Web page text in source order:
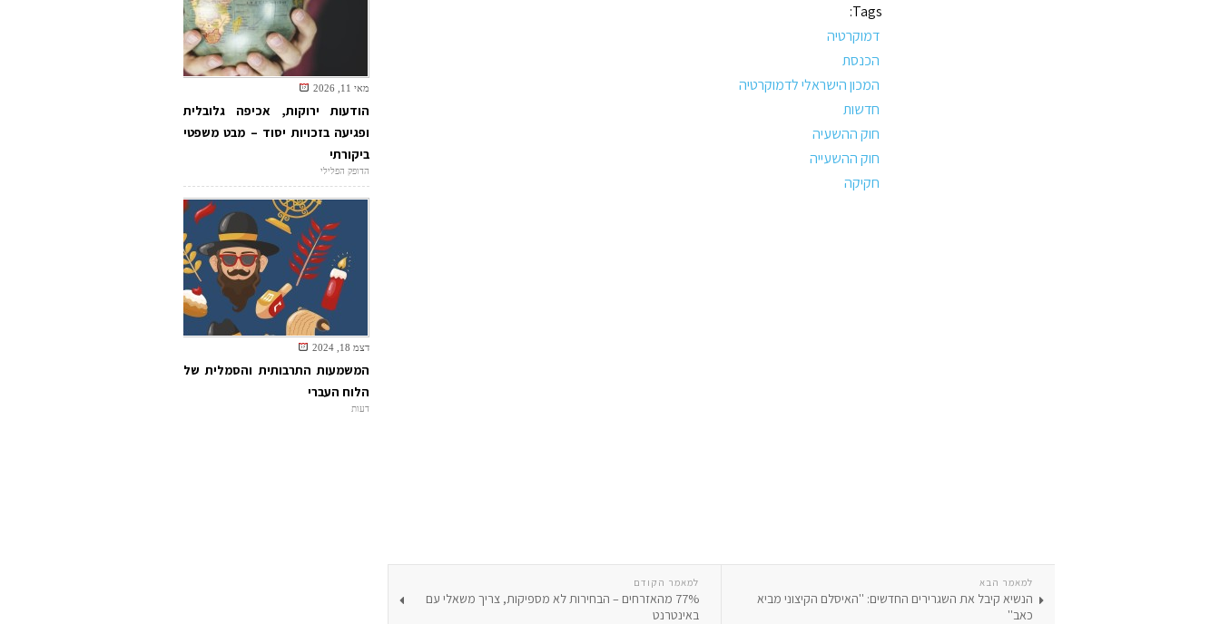
Tags:
דמוקרטיה
הכנסת
המכון הישראלי לדמוקרטיה
חדשות
חוק ההשעיה
חוק ההשעייה
חקיקה
למאמר הקודם
77% מהאזרחים – הבחירות לא מספיקות, צריך משאלי עם
באינטרנט
למאמר הבא
הנשיא קיבל את השגרירים החדשים: ''האיסלם הקיצוני מביא
כאב''
מאי 11, 2026
הודעות ירוקות, אכיפה גלובלית
ופגיעה בזכויות יסוד – מבט משפטי
ביקורתי
הדופק הפלילי
דצמ 18, 2024
המשמעות התרבותית והסמלית של
הלוח העברי
דעות